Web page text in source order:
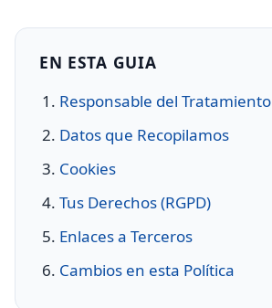
EN ESTA GUIA
Responsable del Tratamiento
Datos que Recopilamos
Cookies
Tus Derechos (RGPD)
Enlaces a Terceros
Cambios en esta Política